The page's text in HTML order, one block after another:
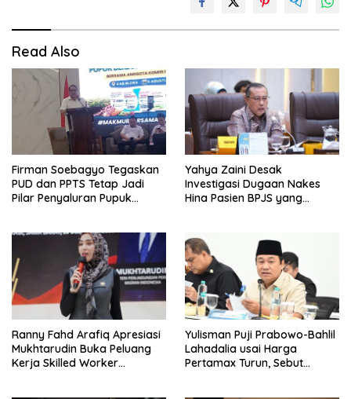
Read Also
Firman Soebagyo Tegaskan
PUD dan PPTS Tetap Jadi
Pilar Penyaluran Pupuk
Yahya Zaini Desak
Investigasi Dugaan Nakes
Hina Pasien BPJS yang
Ranny Fahd Arafiq Apresiasi
Mukhtarudin Buka Peluang
Kerja Skilled Worker
Yulisman Puji Prabowo-Bahlil
Lahadalia usai Harga
Pertamax Turun, Sebut